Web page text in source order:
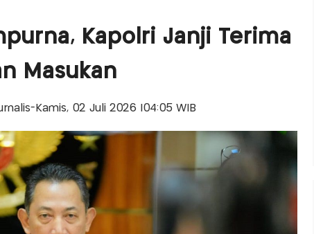
Kapolri Janji Terima
Masukan
Kamis, 02 Juli 2026 |04:05 WIB